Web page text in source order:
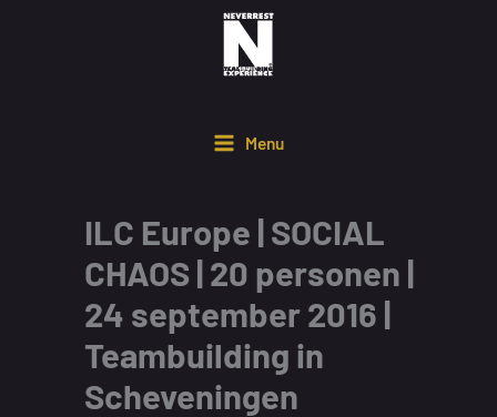
Menu
ILC Europe | SOCIAL
CHAOS | 20 personen |
24 september 2016 |
Teambuilding in
Scheveningen